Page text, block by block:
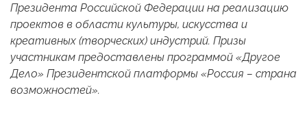
Президента Российской Федерации на реализацию
проектов в области культуры, искусства и
креативных (творческих) индустрий. Призы
участникам предоставлены программой «Другое
Дело» Президентской платформы «Россия – страна
возможностей».